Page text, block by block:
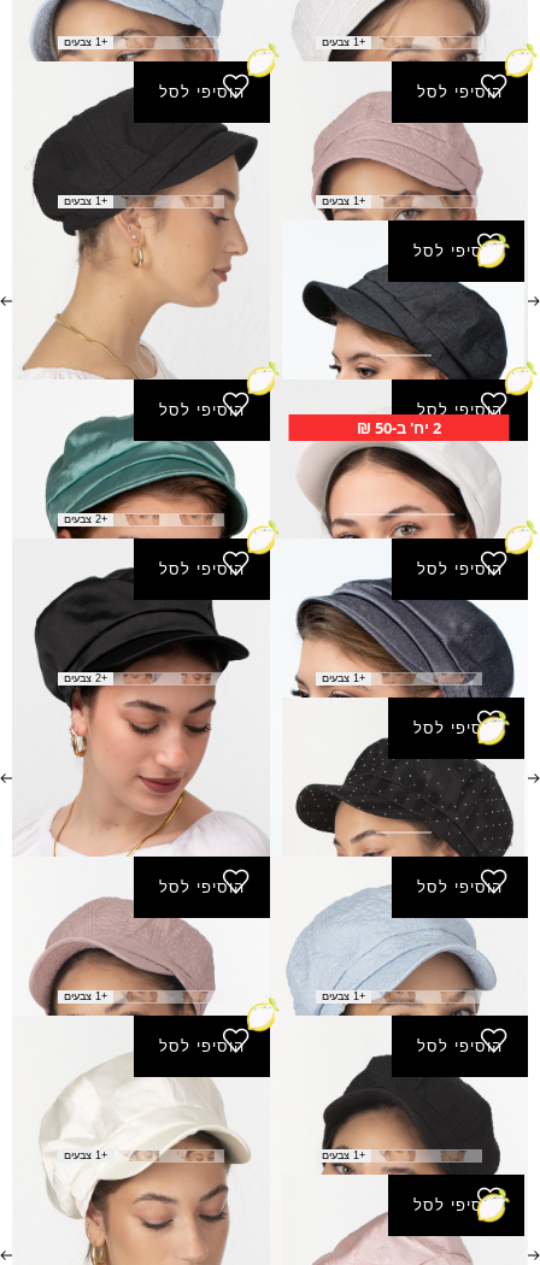
₪45.00
+1 צבעים
₪45.00
+1 צבעים
הוסיפי לסל
קסקט גלבוע - ורוד-עתיק
₪45.00
+1 צבעים
הוסיפי לסל
קסקט גלבוע - שחור
45.00
+1 צבעים
הוסיפי לסל
קסקט חושן
₪39.00
2 יח' ב-50 ₪
הוסיפי לסל
קסקט נצח
29.00
הוסיפי לסל
קסקט פלא
₪45.00
+2 צבעים
הוסיפי לסל
קסקט שובל
₪45.00
+1 צבעים
הוסיפי לסל
קסקט תקווה
₪45.00
+2 צבעים
הוסיפי לסל
קסקט חרמון - שחור
₪45.00
הוסיפי לסל
קסקט יערה - תכלת
₪45.00
+1 צבעים
הוסיפי לסל
קסקט יערה - ורוד-עתיק
₪45.00
+1 צבעים
הוסיפי לסל
קסקט יערה - שחור
₪45.00
+1 צבעים
הוסיפי לסל
קסקט ירדן - קרם
₪ 45.00
+1 צבעים
הוסיפי לסל